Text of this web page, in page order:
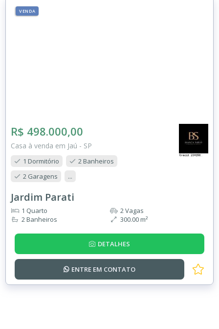
VENDA
R$ 498.000,00
Casa à venda em Jaú - SP
1 Dormitório
2 Banheiros
2 Garagens
...
Jardim Parati
1 Quarto
2 Banheiros
2 Vagas
300.00 m²
DETALHES
ENTRE EM CONTATO